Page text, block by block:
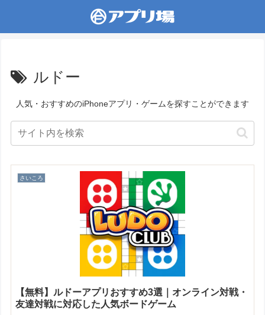
ルドー
人気・おすすめのiPhoneアプリ・ゲームを探すことができます
さいころ
【無料】ルドーアプリおすすめ3選｜オンライン対戦・
友達対戦に対応した人気ボードゲーム